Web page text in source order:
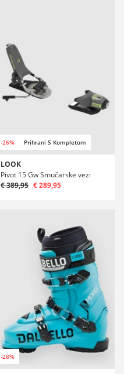
-26% Prihrani S Kompletom
LOOK
Pivot 15 Gw Smučarske vezi
€ 389,95 € 289,95
-28%